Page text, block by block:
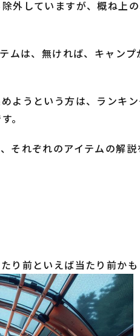
外していますが、概ね上
ムは、無ければ、キャン
ようという方は、ランキ
。
それぞれのアイテムの解説
り前といえば当たり前かも